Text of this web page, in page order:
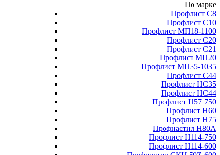
По марке
Профлист С8
Профлист С10
Профлист МП18-1100
Профлист С20
Профлист С21
Профлист МП20
Профлист МП35-1035
Профлист С44
Профлист НС35
Профлист НС44
Профлист Н57-750
Профлист Н60
Профлист Н75
Профнастил Н80А
Профлист Н114-750
Профлист Н114-600